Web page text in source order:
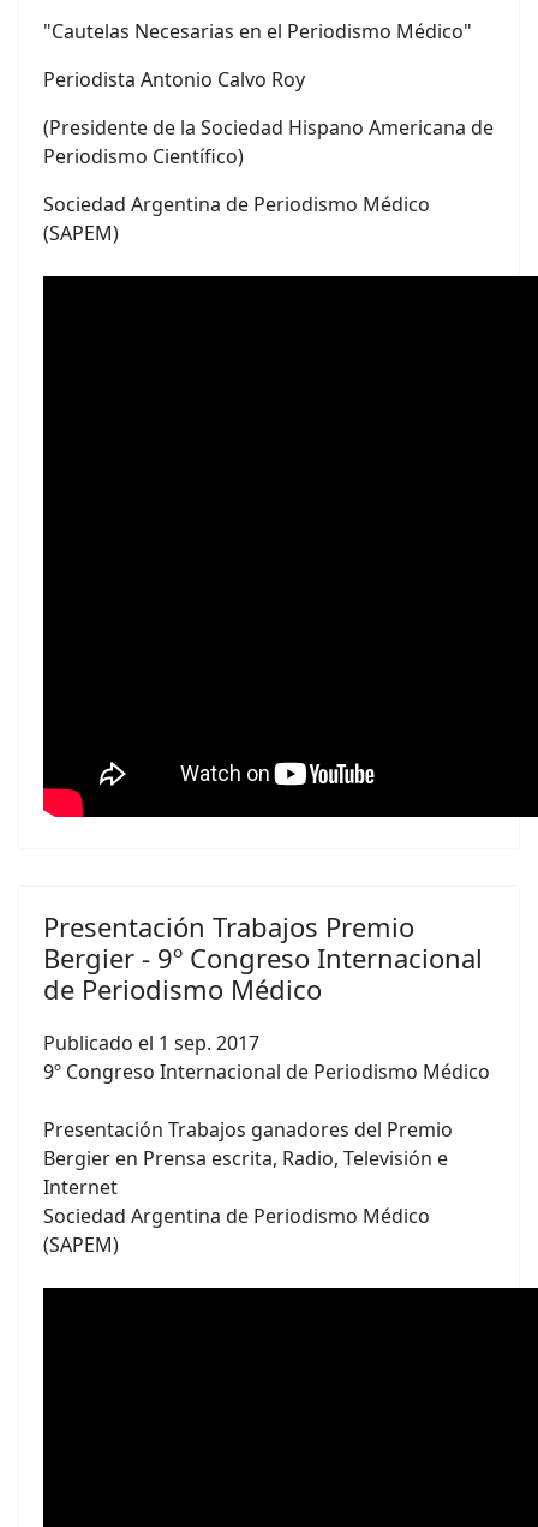
"Cautelas Necesarias en el Periodismo Médico"
Periodista Antonio Calvo Roy
(Presidente de la Sociedad Hispano Americana de
Periodismo Científico)
Sociedad Argentina de Periodismo Médico
(SAPEM)
Presentación Trabajos Premio
Bergier - 9º Congreso Internacional
de Periodismo Médico
Publicado el 1 sep. 2017
9º Congreso Internacional de Periodismo Médico
Presentación Trabajos ganadores del Premio
Bergier en Prensa escrita, Radio, Televisión e
Internet
Sociedad Argentina de Periodismo Médico
(SAPEM)